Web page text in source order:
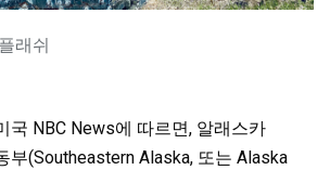
래쉬
국 NBC News에 따르면, 알래스카
부(Southeastern Alaska, 또는 Alaska